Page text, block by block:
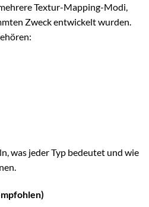
Textur-Mapping-Modi,
Zweck entwickelt wurden.
was jeder Typ bedeutet und wie